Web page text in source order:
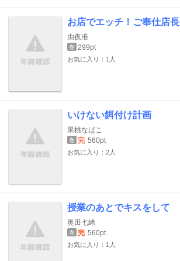
お店でエッチ！ご奉仕店長
由夜准
巻 299pt
お気に入り：1人
いけない餌付け計画
果桃なばこ
巻 完 560pt
お気に入り：2人
授業のあとでキスをして
奥田七緒
巻 完 560pt
お気に入り：1人